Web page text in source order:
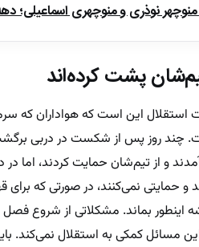
نوذری و منوچهری اسماعیلی؛ دهه
پشت کرده‌اند
استقلال این است که هواداران که
چند روز پس از شکست در دربی
آمدند و از تیم‌شان حمایت کردند،
و حمایتی نمی‌کنند، در صورتی که
اینطور بماند. مشکلاتی از شروع
این مسائل کمکی به استقلال نمی‌کند.